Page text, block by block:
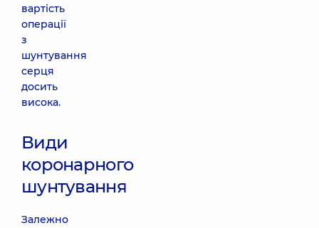
вартість
операції
з
шунтування
серця
досить
висока.
Види
коронарного
шунтування
Залежно